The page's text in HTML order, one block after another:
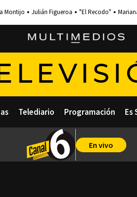
Montijo Julián Figueroa "El Recodo"
Telediario Programación Es
En vivo